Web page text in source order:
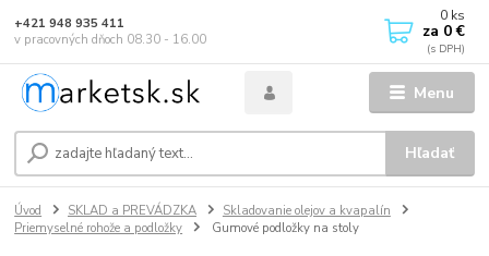
Menu
Hľadať
+421 948 935 411
v pracovných dňoch 08.30 - 16.00
0 ks
za 0 €
Úvod SKLAD a PREVÁDZKA
Skladovanie olejov a kvapalín
Priemyselné rohože a podložky
Gumové podložky na stoly